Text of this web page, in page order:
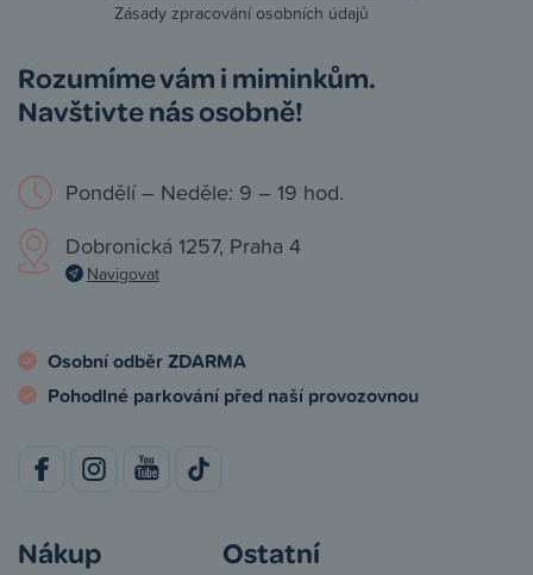
Zásady zpracování osobních údajů
Rozumíme vám i miminkům.
Navštivte nás osobně!
Pondělí – Neděle: 9 – 19 hod.
Dobronická 1257, Praha 4
Navigovat
Osobní odběr ZDARMA
Pohodlné parkování před naší provozovnou
Nákup Ostatní